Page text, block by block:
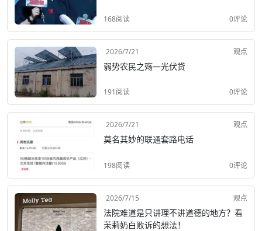
168阅读 0评论
2026/7/21 观点
弱势农民之殇—光伏贷
191阅读 0评论
2026/7/21 观点
莫名其妙的联通套路电话
198阅读 0评论
2026/7/15 观点
法院难道是只讲理不讲道德的地方？看
茉莉奶白败诉的想法！